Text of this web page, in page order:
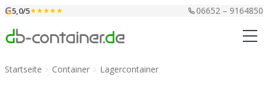
Zum Inhalt springen
G5,0/5★★★★★ 06652 – 9164850
Startseite Container Lagercontainer